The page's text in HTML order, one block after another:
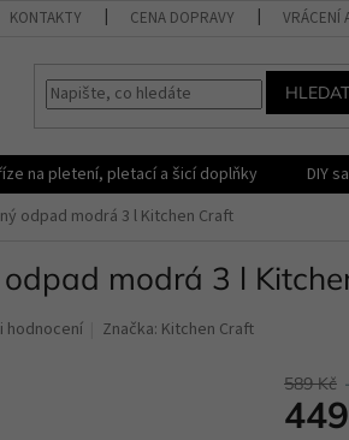
KONTAKTY CENA DOPRAVY VRÁCENÍ
na pletení, pletací a šicí doplňky DIY
odpad modrá 3 l Kitchen Craft
modrá 3 l
hodnocení Značka: Kitchen Craft
589 Kč